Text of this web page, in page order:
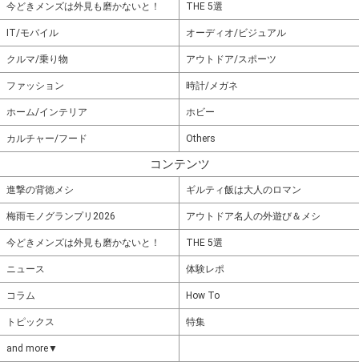
今どきメンズは外見も磨かないと！ THE 5選
IT/モバイル オーディオ/ビジュアル
クルマ/乗り物 アウトドア/スポーツ
ファッション 時計/メガネ
ホーム/インテリア ホビー
カルチャー/フード Others
コンテンツ
進撃の背徳メシ ギルティ飯は大人のロマン
梅雨モノグランプリ2026 アウトドア名人の外遊び＆メシ
今どきメンズは外見も磨かないと！ THE 5選
ニュース 体験レポ
コラム How To
トピックス 特集
and more▼